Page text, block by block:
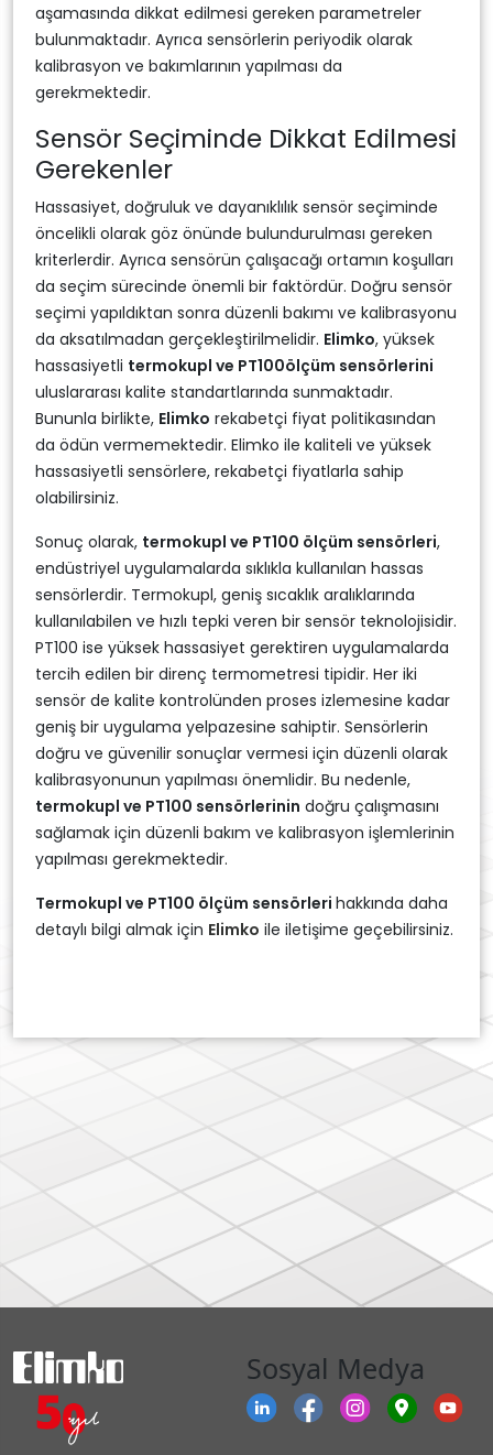
aşamasında dikkat edilmesi gereken parametreler
bulunmaktadır. Ayrıca sensörlerin periyodik olarak
kalibrasyon ve bakımlarının yapılması da
gerekmektedir.
Sensör Seçiminde Dikkat Edilmesi
Gerekenler
Hassasiyet, doğruluk ve dayanıklılık sensör seçiminde
öncelikli olarak göz önünde bulundurulması gereken
kriterlerdir. Ayrıca sensörün çalışacağı ortamın koşulları
da seçim sürecinde önemli bir faktördür. Doğru sensör
seçimi yapıldıktan sonra düzenli bakımı ve kalibrasyonu
da aksatılmadan gerçekleştirilmelidir. Elimko, yüksek
hassasiyetli termokupl ve PT100ölçüm sensörlerini
uluslararası kalite standartlarında sunmaktadır.
Bununla birlikte, Elimko rekabetçi fiyat politikasından
da ödün vermemektedir. Elimko ile kaliteli ve yüksek
hassasiyetli sensörlere, rekabetçi fiyatlarla sahip
olabilirsiniz.
Sonuç olarak, termokupl ve PT100 ölçüm sensörleri,
endüstriyel uygulamalarda sıklıkla kullanılan hassas
sensörlerdir. Termokupl, geniş sıcaklık aralıklarında
kullanılabilen ve hızlı tepki veren bir sensör teknolojisidir.
PT100 ise yüksek hassasiyet gerektiren uygulamalarda
tercih edilen bir direnç termometresi tipidir. Her iki
sensör de kalite kontrolünden proses izlemesine kadar
geniş bir uygulama yelpazesine sahiptir. Sensörlerin
doğru ve güvenilir sonuçlar vermesi için düzenli olarak
kalibrasyonunun yapılması önemlidir. Bu nedenle,
termokupl ve PT100 sensörlerinin doğru çalışmasını
sağlamak için düzenli bakım ve kalibrasyon işlemlerinin
yapılması gerekmektedir.
Termokupl ve PT100 ölçüm sensörleri hakkında daha
detaylı bilgi almak için Elimko ile iletişime geçebilirsiniz.
Sosyal Medya